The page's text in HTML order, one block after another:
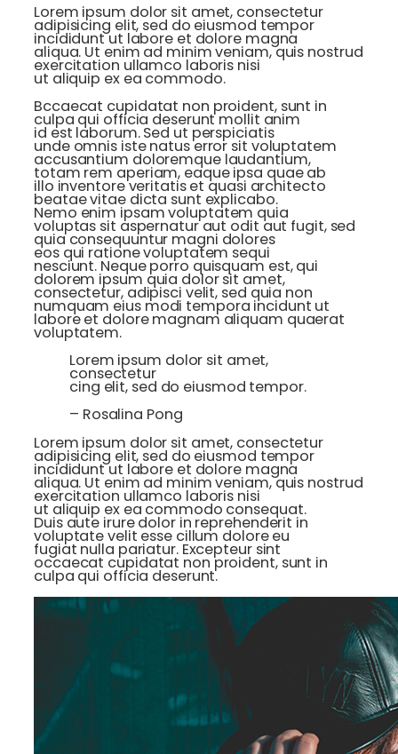
Lorem ipsum dolor sit amet, consectetur
adipisicing elit, sed do eiusmod tempor
incididunt ut labore et dolore magna
aliqua. Ut enim ad minim veniam, quis nostrud
exercitation ullamco laboris nisi
ut aliquip ex ea commodo.
Bccaecat cupidatat non proident, sunt in
culpa qui officia deserunt mollit anim
id est laborum. Sed ut perspiciatis
unde omnis iste natus error sit voluptatem
accusantium doloremque laudantium,
totam rem aperiam, eaque ipsa quae ab
illo inventore veritatis et quasi architecto
beatae vitae dicta sunt explicabo.
Nemo enim ipsam voluptatem quia
voluptas sit aspernatur aut odit aut fugit, sed
quia consequuntur magni dolores
eos qui ratione voluptatem sequi
nesciunt. Neque porro quisquam est, qui
dolorem ipsum quia dolor sit amet,
consectetur, adipisci velit, sed quia non
numquam eius modi tempora incidunt ut
labore et dolore magnam aliquam quaerat
voluptatem.
Lorem ipsum dolor sit amet,
consectetur
cing elit, sed do eiusmod tempor.
– Rosalina Pong
Lorem ipsum dolor sit amet, consectetur
adipisicing elit, sed do eiusmod tempor
incididunt ut labore et dolore magna
aliqua. Ut enim ad minim veniam, quis nostrud
exercitation ullamco laboris nisi
ut aliquip ex ea commodo consequat.
Duis aute irure dolor in reprehenderit in
voluptate velit esse cillum dolore eu
fugiat nulla pariatur. Excepteur sint
occaecat cupidatat non proident, sunt in
culpa qui officia deserunt.